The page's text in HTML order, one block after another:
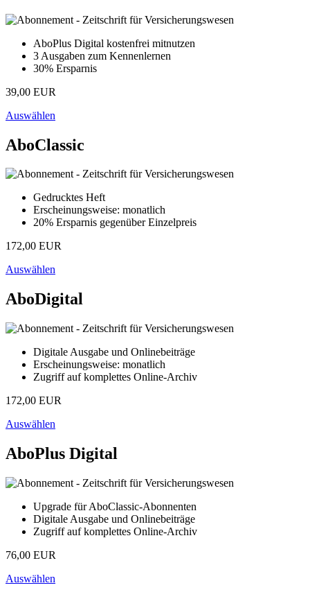
AboPlus Digital kostenfrei mitnutzen
3 Ausgaben zum Kennenlernen
30% Ersparnis
39,00 EUR
Auswählen
AboClassic
Gedrucktes Heft
Erscheinungsweise: monatlich
20% Ersparnis gegenüber Einzelpreis
172,00 EUR
Auswählen
AboDigital
Digitale Ausgabe und Onlinebeiträge
Erscheinungsweise: monatlich
Zugriff auf komplettes Online-Archiv
172,00 EUR
Auswählen
AboPlus Digital
Upgrade für AboClassic-Abonnenten
Digitale Ausgabe und Onlinebeiträge
Zugriff auf komplettes Online-Archiv
76,00 EUR
Auswählen